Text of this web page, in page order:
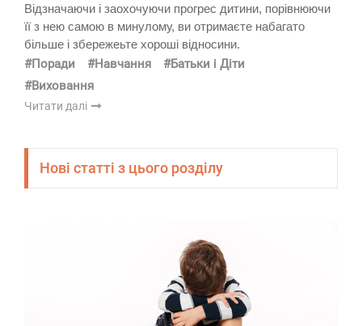
Відзначаючи і заохочуючи прогрес дитини, порівнюючи
її з нею самою в минулому, ви отримаєте набагато
більше і збережеьте хороші відносини.
#Поради #Навчання
#Батьки і Діти
#Виховання
Читати далі
Нові статті з цього розділу